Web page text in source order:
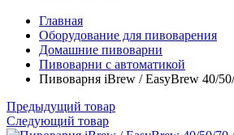
Главная
Оборудование для пивоварения
Домашние пивоварни
Пивоварни с автоматикой
Пивоварня iBrew / EasyBrew 40/
Предыдущий товар
Следующий товар